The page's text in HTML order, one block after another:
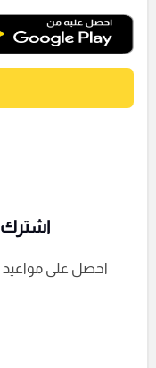
اشترك
احصل على مواعيد